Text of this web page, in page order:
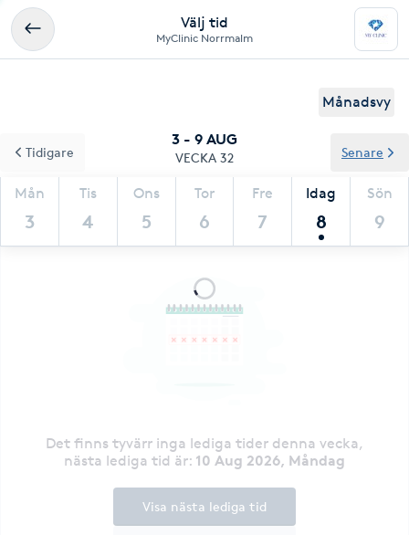
Välj tid
MyClinic Norrmalm
Månadsvy
3 - 9 AUG
VECKA 32
Mån
3
Tis
4
Ons
5
Tor
6
Fre
7
Idag
8
Sön
9
Tidigare Senare
Det finns tyvärr inga lediga tider denna vecka,
nästa lediga tid är: 10 Aug 2026, Måndag
Visa nästa lediga tid